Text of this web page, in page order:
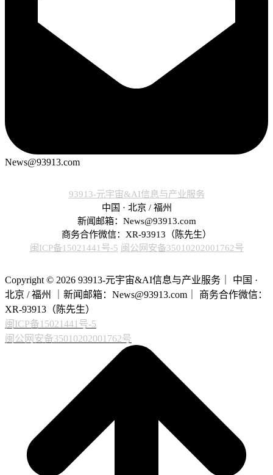
News@93913.com
93913-元宇宙&AI信息与产业服务
中国 · 北京 / 福州
新闻邮箱：News@93913.com
商务合作微信：XR-93913（陈先生）
闽ICP备15021441号-5 闽公网安备35010202001762号
Copyright © 2026 93913-元宇宙&AI信息与产业服务｜ 中国 ·
北京 / 福州 ｜新闻邮箱：News@93913.com｜ 商务合作微信：
XR-93913（陈先生）
闽ICP备15021441号-5
闽公网安备35010202001762号